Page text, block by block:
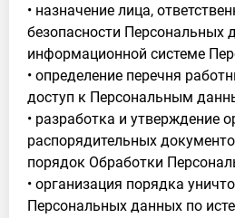
• назначение лица,
безопасности Персональных
информационной системе
• определение перечня
доступ к Персональным
• разработка и утверждение
распорядительных
порядок Обработки
• организация порядка
Персональных данных по